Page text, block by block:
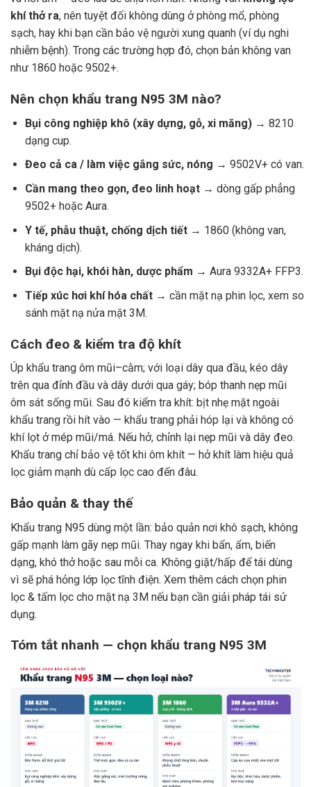
khí thở ra, nên tuyệt đối không dùng ở phòng mổ, phòng
sạch, hay khi bạn cần bảo vệ người xung quanh (ví dụ nghi
nhiễm bệnh). Trong các trường hợp đó, chọn bản không van
như 1860 hoặc 9502+.
Nên chọn khẩu trang N95 3M nào?
Bụi công nghiệp khô (xây dựng, gỗ, xi măng)→ 8210
dạng cup.
Đeo cả ca / làm việc gắng sức, nóng → 9502V+ có van.
Cần mang theo gọn, đeo linh hoạt→ dòng gấp phẳng
9502+ hoặc Aura.
Y tế, phẫu thuật, chống dịch tiết→ 1860 (không van,
kháng dịch).
Bụi độc hại, khói hàn, dược phẩm → Aura 9332A+ FFP3.
Tiếp xúc hơi khí hóa chất→ cần mặt nạ phin lọc, xem so
sánh mặt nạ nửa mặt 3M.
Cách đeo & kiểm tra độ khít
Úp khẩu trang ôm mũi–cằm; với loại dây qua đầu, kéo dây
trên qua đỉnh đầu và dây dưới qua gáy; bóp thanh nẹp mũi
ôm sát sống mũi. Sau đó kiểm tra khít: bịt nhẹ mặt ngoài
khẩu trang rồi hít vào — khẩu trang phải hóp lại và không có
khí lọt ở mép mũi/má. Nếu hở, chỉnh lại nẹp mũi và dây đeo.
Khẩu trang chỉ bảo vệ tốt khi ôm khít — hở khít làm hiệu quả
lọc giảm mạnh dù cấp lọc cao đến đâu.
Bảo quản & thay thế
Khẩu trang N95 dùng một lần: bảo quản nơi khô sạch, không
gấp mạnh làm gãy nẹp mũi. Thay ngay khi bẩn, ẩm, biến
dạng, khó thở hoặc sau mỗi ca. Không giặt/hấp để tái dùng
vì sẽ phá hỏng lớp lọc tĩnh điện. Xem thêm cách chọn phin
lọc & tấm lọc cho mặt nạ 3M nếu bạn cần giải pháp tái sử
dụng.
Tóm tắt nhanh — chọn khẩu trang N95 3M